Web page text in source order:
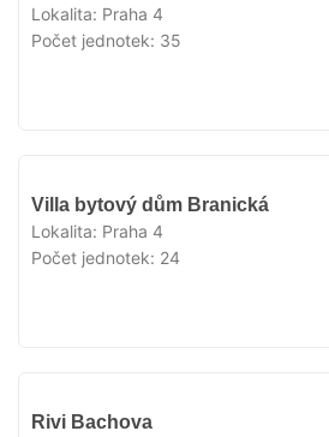
Lokalita: Praha 4
Počet jednotek: 35
Villa bytový dům Branická
Lokalita: Praha 4
Počet jednotek: 24
Rivi Bachova